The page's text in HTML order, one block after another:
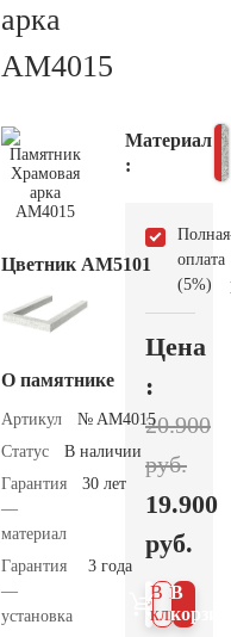
арка
AM4015
Цветник АМ5101
О памятнике
Артикул
№ AM4015
Статус
В наличии
Гарантия
—
материал
30 лет
Гарантия
—
установка
3 года
Материал
:
Полная
оплата
(5%)
Цена
:
20.900
руб.
19.900
руб.
В
В 1
клик